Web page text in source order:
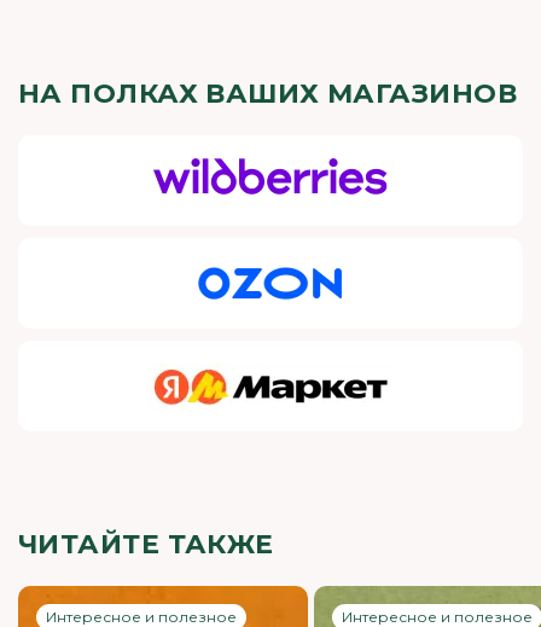
НА ПОЛКАХ ВАШИХ МАГАЗИНОВ
ЧИТАЙТЕ ТАКЖЕ
Интересное и полезное Интересное и полезное